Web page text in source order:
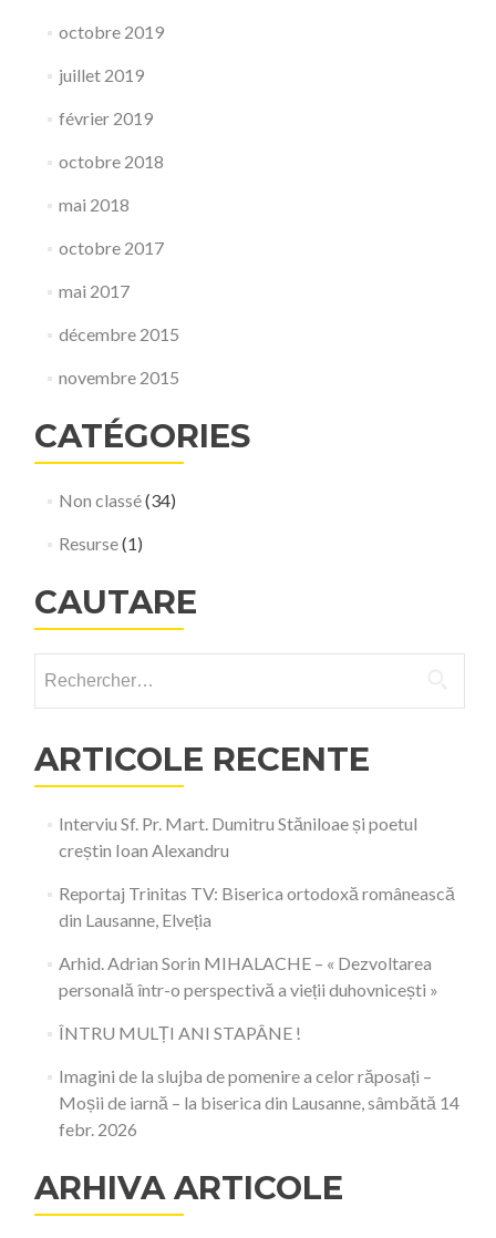
octobre 2019
juillet 2019
février 2019
octobre 2018
mai 2018
octobre 2017
mai 2017
décembre 2015
novembre 2015
CATÉGORIES
Non classé(34)
Resurse(1)
CAUTARE
ARTICOLE RECENTE
Interviu Sf. Pr. Mart. Dumitru Stăniloae și poetul
creștin Ioan Alexandru
Reportaj Trinitas TV: Biserica ortodoxă românească
din Lausanne, Elveția
Arhid. Adrian Sorin MIHALACHE – « Dezvoltarea
personală într-o perspectivă a vieții duhovnicești »
ÎNTRU MULȚI ANI STAPÂNE !
Imagini de la slujba de pomenire a celor răposați –
Moșii de iarnă – la biserica din Lausanne, sâmbătă 14
febr. 2026
ARHIVA ARTICOLE